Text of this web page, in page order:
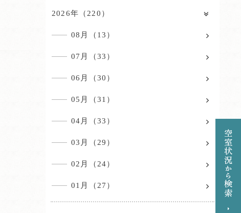
2026年（220）
08月（13）
07月（33）
06月（30）
05月（31）
04月（33）
03月（29）
02月（24）
01月（27）